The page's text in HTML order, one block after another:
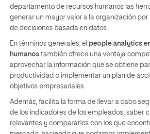
departamento de recursos humanos las
generar un mayor valor a la organización
de decisiones basada en datos.
En términos generales, el people analytics
humanos también ofrece una ventaja
aprovechar la información que se obtiene
productividad o implementar un plan de
objetivos empresariales.
Además, facilita la forma de llevar a cabo
de los indicadores de los empleados, saber
relevantes y compararlos con los que